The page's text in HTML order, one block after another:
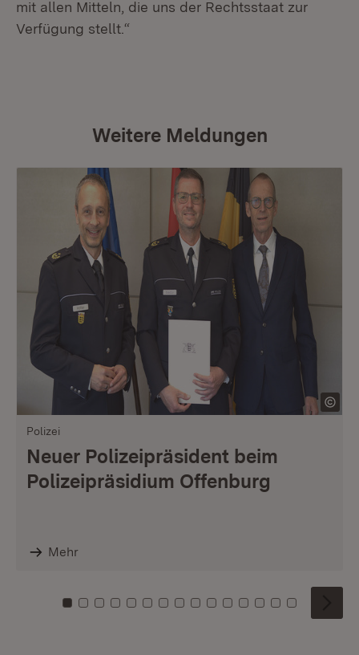
mit allen Mitteln, die uns der Rechtsstaat zur
Verfügung stellt.“
Weitere Meldungen
Polizei
Neuer Polizeipräsident beim
Polizeipräsidium Offenburg
Mehr
Zu Kachel: 0
Zu Kachel: 1
Zu Kachel: 2
Zu Kachel: 3
Zu Kachel: 4
Zu Kachel: 5
Zu Kachel: 6
Zu Kachel: 7
Zu Kachel: 8
Zu Kachel: 9
Zu Kachel: 10
Zu Kachel: 11
Zu Kachel: 12
Zu Kachel:
Zu